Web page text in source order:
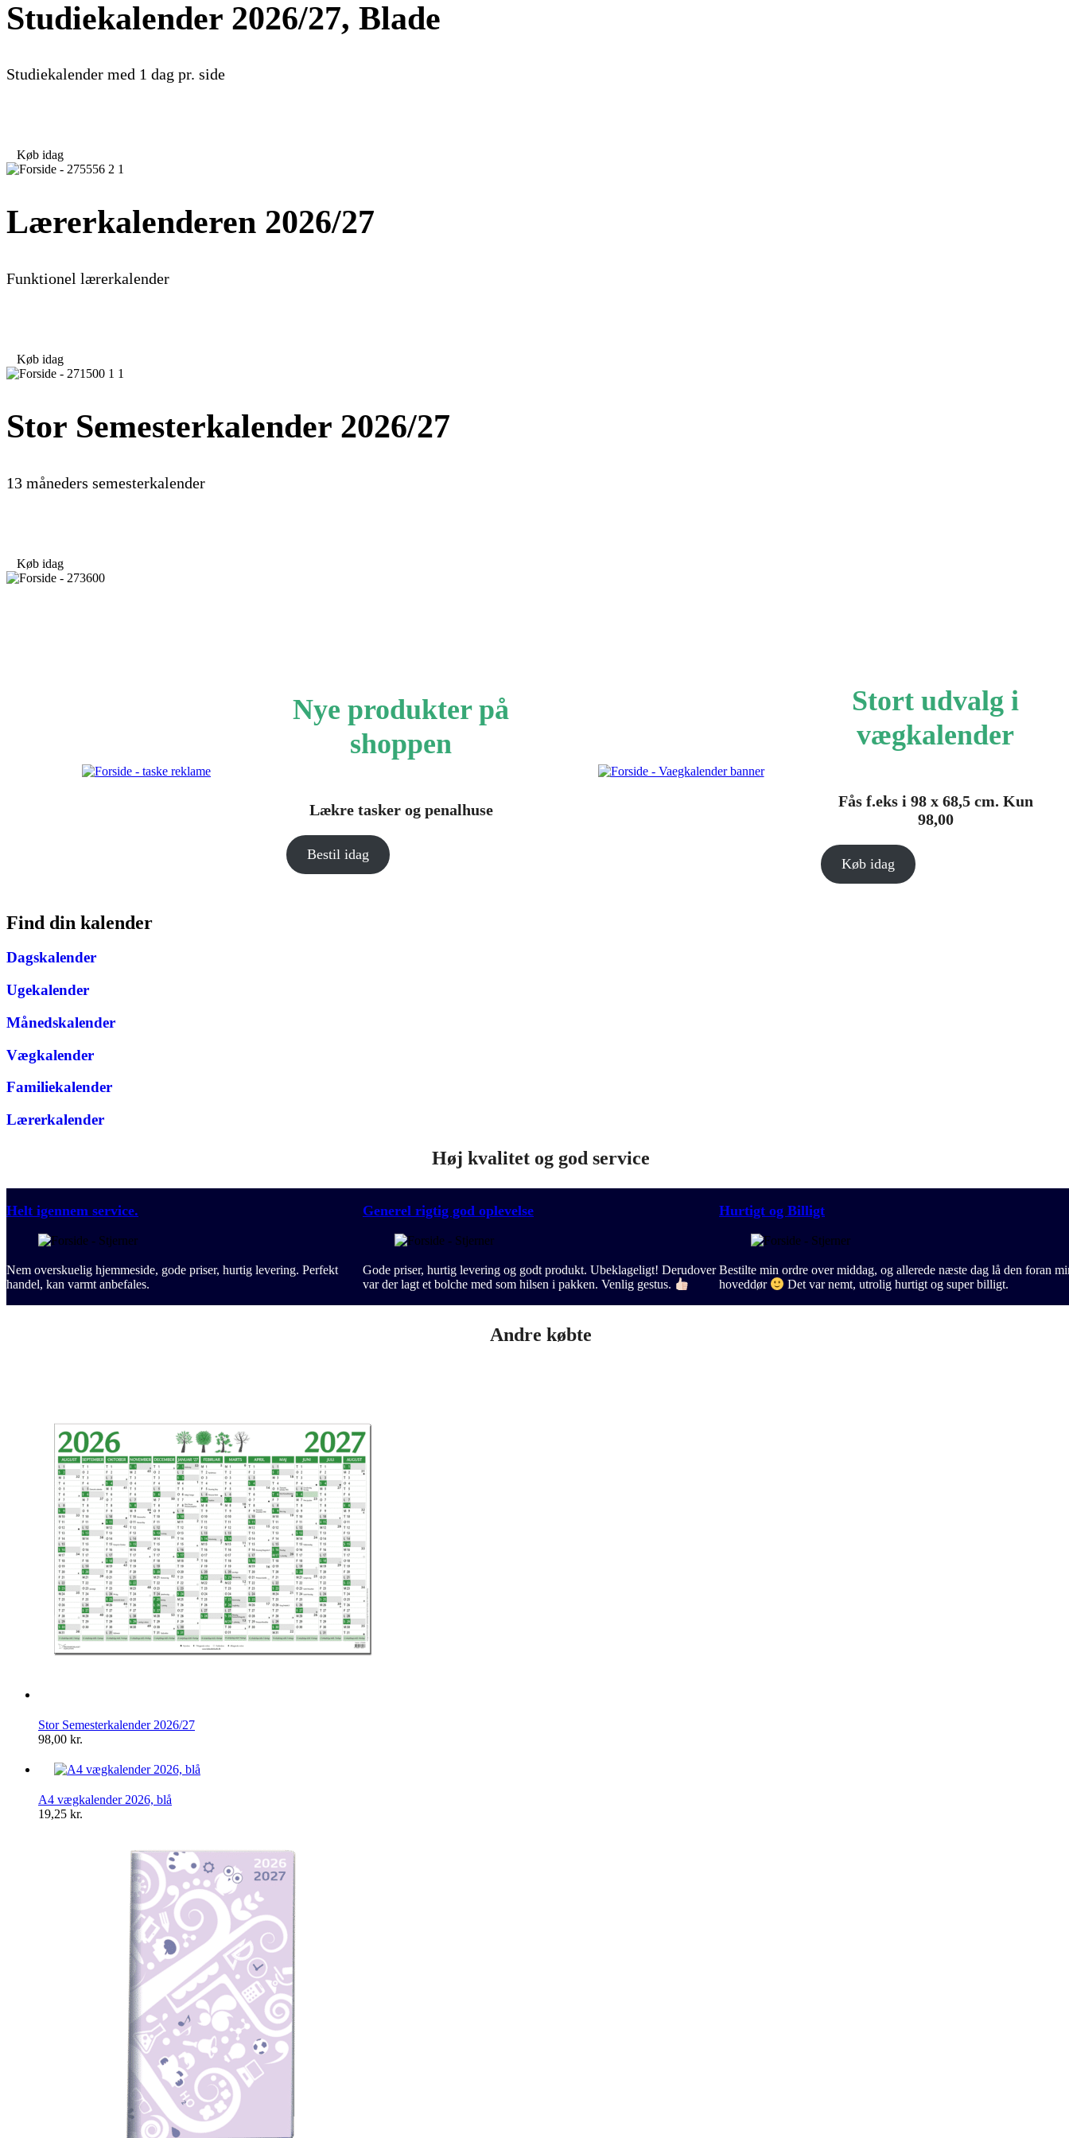
Studiekalender 2026/27, Blade
Studiekalender med 1 dag pr. side
Køb idag
Lærerkalenderen 2026/27
Funktionel lærerkalender
Køb idag
Stor Semesterkalender 2026/27
13 måneders semesterkalender
Køb idag
Nye produkter på
shoppen
Lækre tasker og penalhuse
Bestil idag
Stort udvalg i
vægkalender
Fås f.eks i 98 x 68,5 cm. Kun
98,00
Køb idag
Find din kalender
Dagskalender
Ugekalender
Månedskalender
Vægkalender
Familiekalender
Lærerkalender
Høj kvalitet og god service
Helt igennem service.
Nem overskuelig hjemmeside, gode priser, hurtig levering. Perfekt
handel, kan varmt anbefales.
Generel rigtig god oplevelse
Gode priser, hurtig levering og godt produkt. Ubeklageligt! Derudover
var der lagt et bolche med som hilsen i pakken. Venlig gestus.
Hurtigt og Billigt
Bestilte min ordre over middag, og allerede næste dag lå den foran
hoveddør
Det var nemt, utrolig hurtigt og super billigt.
Andre købte
Stor Semesterkalender 2026/27
98,00 kr.
A4 vægkalender 2026, blå
19,25 kr.